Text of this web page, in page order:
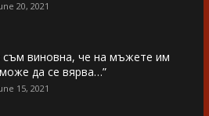
20, 2021
съм виновна, че на мъжете им
да се вярва…”
15, 2021